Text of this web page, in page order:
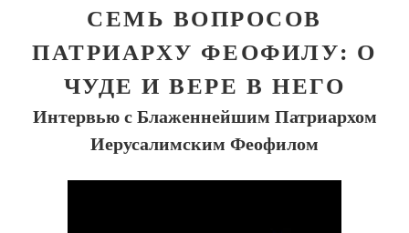
СЕМЬ ВОПРОСОВ
ПАТРИАРХУ ФЕОФИЛУ: О
ЧУДЕ И ВЕРЕ В НЕГО
Интервью с Блаженнейшим Патриархом
Иерусалимским Феофилом